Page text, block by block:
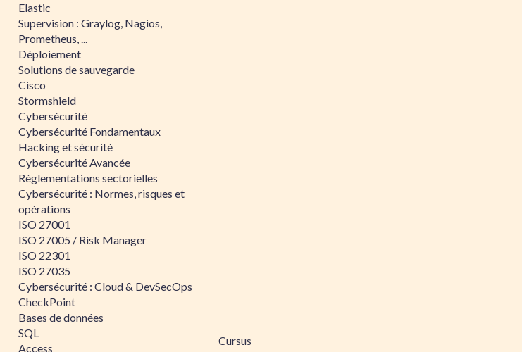
Elastic
Supervision : Graylog, Nagios,
Prometheus, ...
Déploiement
Solutions de sauvegarde
Cisco
Stormshield
Cybersécurité
Cybersécurité Fondamentaux
Hacking et sécurité
Cybersécurité Avancée
Règlementations sectorielles
Cybersécurité : Normes, risques et
opérations
ISO 27001
ISO 27005 / Risk Manager
ISO 22301
ISO 27035
Cybersécurité : Cloud & DevSecOps
CheckPoint
Bases de données
SQL
Access
Cursus